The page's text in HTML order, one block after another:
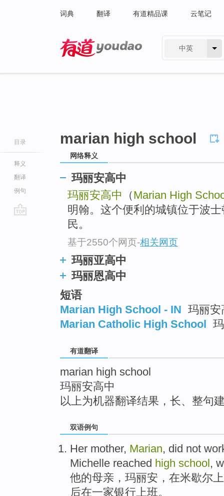
词典 翻译 有道精品课 云笔记
中英
目录
释义
翻译
例句
marian high school
网络释义
玛丽安高中
玛丽安高中
（Marian High
明翰。这个便利的城镇位于波
民。
基于2550个网页-相关网页
玛丽亚高中
玛丽恩高中
短语
Marian High School - IN 玛丽安
Marian Catholic High School
有道翻译
marian high school
玛丽安高中
以上为机器翻译结果，长、整句
双语例句
Her mother, Marian, did not
Michelle reached high school,
他的母亲 ， 玛丽安 ， 在米歇尔 上
后在一家银行上班。